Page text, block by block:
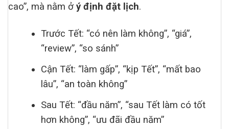
cao”, mà nằm ở ý định đặt lịch.
Trước Tết: “có nên làm không”, “giá”,
“review”, “so sánh”
Cận Tết: “làm gấp”, “kịp Tết”, “mất bao
lâu”, “an toàn không”
Sau Tết: “đầu năm”, “sau Tết làm có tốt
hơn không”, “ưu đãi đầu năm”